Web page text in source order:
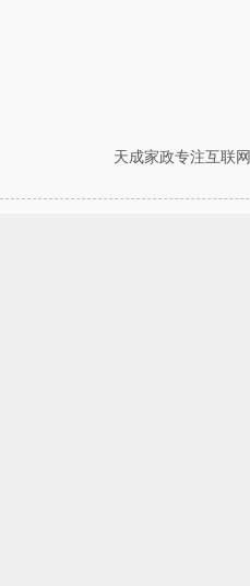
天成家政专注互联网